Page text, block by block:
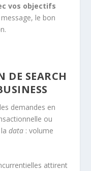
vos objectifs
le bon
DE SEARCH
demandes en
ou
ladata : volume
attirent